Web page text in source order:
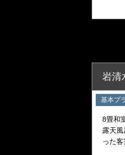
岩清
基本プ
8畳和
露天
った